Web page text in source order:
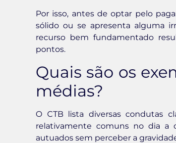
Por isso, antes de optar pelo
sólido ou se apresenta alguma
recurso bem fundamentado
pontos.
Quais são os
médias?
O CTB lista diversas condutas
relativamente comuns no dia a
autuados sem perceber a